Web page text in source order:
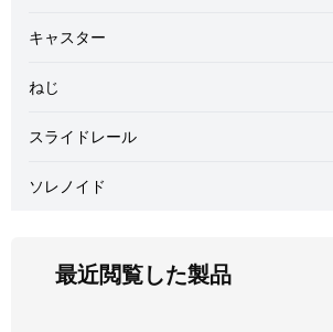
キャスター
ねじ
スライドレール
ソレノイド
最近閲覧した製品